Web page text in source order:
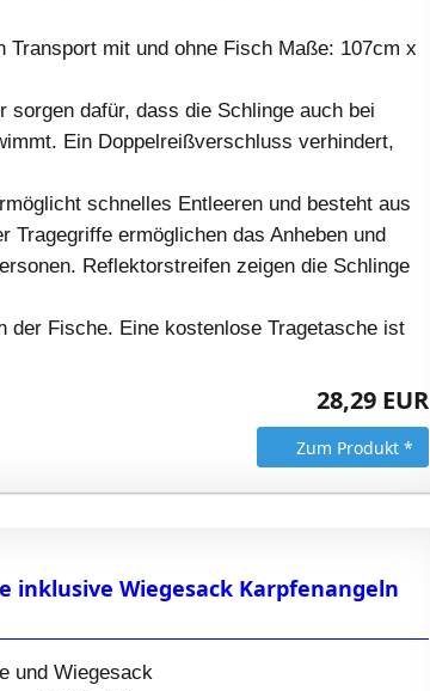
Transport mit und ohne Fisch Maße: 107cm x
sorgen dafür, dass die Schlinge auch bei
Ein Doppelreißverschluss verhindert,
schnelles Entleeren und besteht aus
Tragegriffe ermöglichen das Anheben und
Reflektorstreifen zeigen die Schlinge
der Fische. Eine kostenlose Tragetasche ist
28,29 EUR
Zum Produkt *
inklusive Wiegesack Karpfenangeln
und Wiegesack